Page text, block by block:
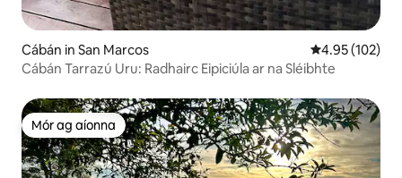
Cábán in San Marcos Meánrátáil
4.95 (102)
Cábán Tarrazú Uru: Radhairc Eipiciúla ar na Sléibhte
Mór ag aíonna
Mór ag aíonna